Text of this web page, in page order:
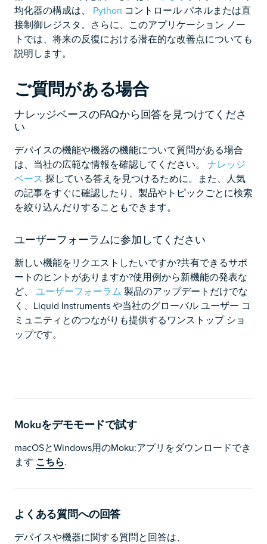
均化器の構成は、 Python コントロール パネルまたは直
接制御レジスタ。さらに、このアプリケーション ノー
トでは、将来の反復における潜在的な改善点についても
説明します。
ご質問がある場合
ナレッジベースのFAQから回答を見つけてくださ
い
デバイスの機能や機器の機能について質問がある場合
は、当社の広範な情報を確認してください。 ナレッジ
ベース 探している答えを見つけるために。また、人気
の記事をすぐに確認したり、製品やトピックごとに検索
を絞り込んだりすることもできます。
ユーザーフォーラムに参加してください
新しい機能をリクエストしたいですか?共有できるサポ
ートのヒントがありますか?使用例から新機能の発表な
ど、 ユーザーフォーラム 製品のアップデートだけでな
く、Liquid Instruments や当社のグローバル ユーザー コ
ミュニティとのつながりも提供するワンストップ ショ
ップです。
Mokuをデモモードで試す
macOSとWindows用のMoku:アプリをダウンロードでき
ます こちら.
よくある質問への回答
デバイスや機器に関する質問と回答は、